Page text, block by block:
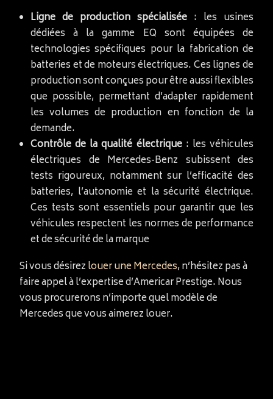
Ligne de production spécialisée : les usines
dédiées à la gamme EQ sont équipées de
technologies spécifiques pour la fabrication de
batteries et de moteurs électriques. Ces lignes de
production sont conçues pour être aussi flexibles
que possible, permettant d’adapter rapidement
les volumes de production en fonction de la
demande.
Contrôle de la qualité électrique: les véhicules
électriques de Mercedes-Benz subissent des
tests rigoureux, notamment sur l’efficacité des
batteries, l’autonomie et la sécurité électrique.
Ces tests sont essentiels pour garantir que les
véhicules respectent les normes de performance
et de sécurité de la marque
Si vous désirezlouer une Mercedes, n’hésitez pas à
faire appel à l’expertise d’Americar Prestige. Nous
vous procurerons n’importe quel modèle de
Mercedes que vous aimerez louer.